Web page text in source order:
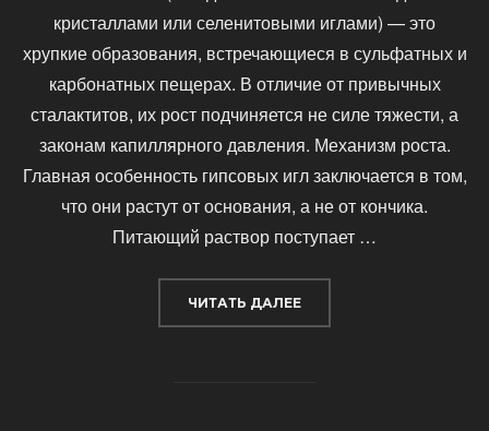
кристаллами или селенитовыми иглами) — это
хрупкие образования, встречающиеся в сульфатных и
карбонатных пещерах. В отличие от привычных
сталактитов, их рост подчиняется не силе тяжести, а
законам капиллярного давления. Механизм роста.
Главная особенность гипсовых игл заключается в том,
что они растут от основания, а не от кончика.
Питающий раствор поступает …
ЧИТАТЬ ДАЛЕЕ«ИГОЛЬЧАТЫЕ